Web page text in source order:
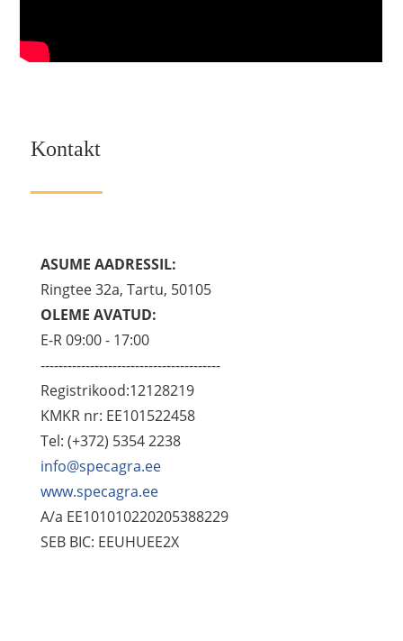
Kontakt
ASUME AADRESSIL:
Ringtee 32a, Tartu, 50105
OLEME AVATUD:
E-R 09:00 - 17:00
----------------------------------------
Registrikood:12128219
KMKR nr: EE101522458
Tel: (+372) 5354 2238
info@specagra.ee
www.specagra.ee
A/a EE101010220205388229
SEB BIC: EEUHUEE2X